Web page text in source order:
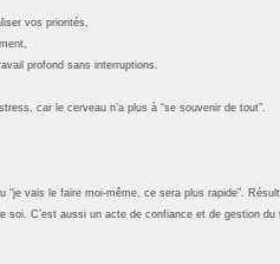
vos priorités,
profond sans interruptions.
car le cerveau n’a plus à “se souvenir de tout”.
“je vais le faire moi-même, ce sera plus rapide”.
soi. C’est aussi un acte de confiance et de gestion du